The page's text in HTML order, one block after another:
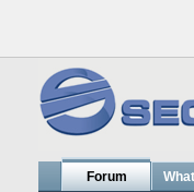
Forum